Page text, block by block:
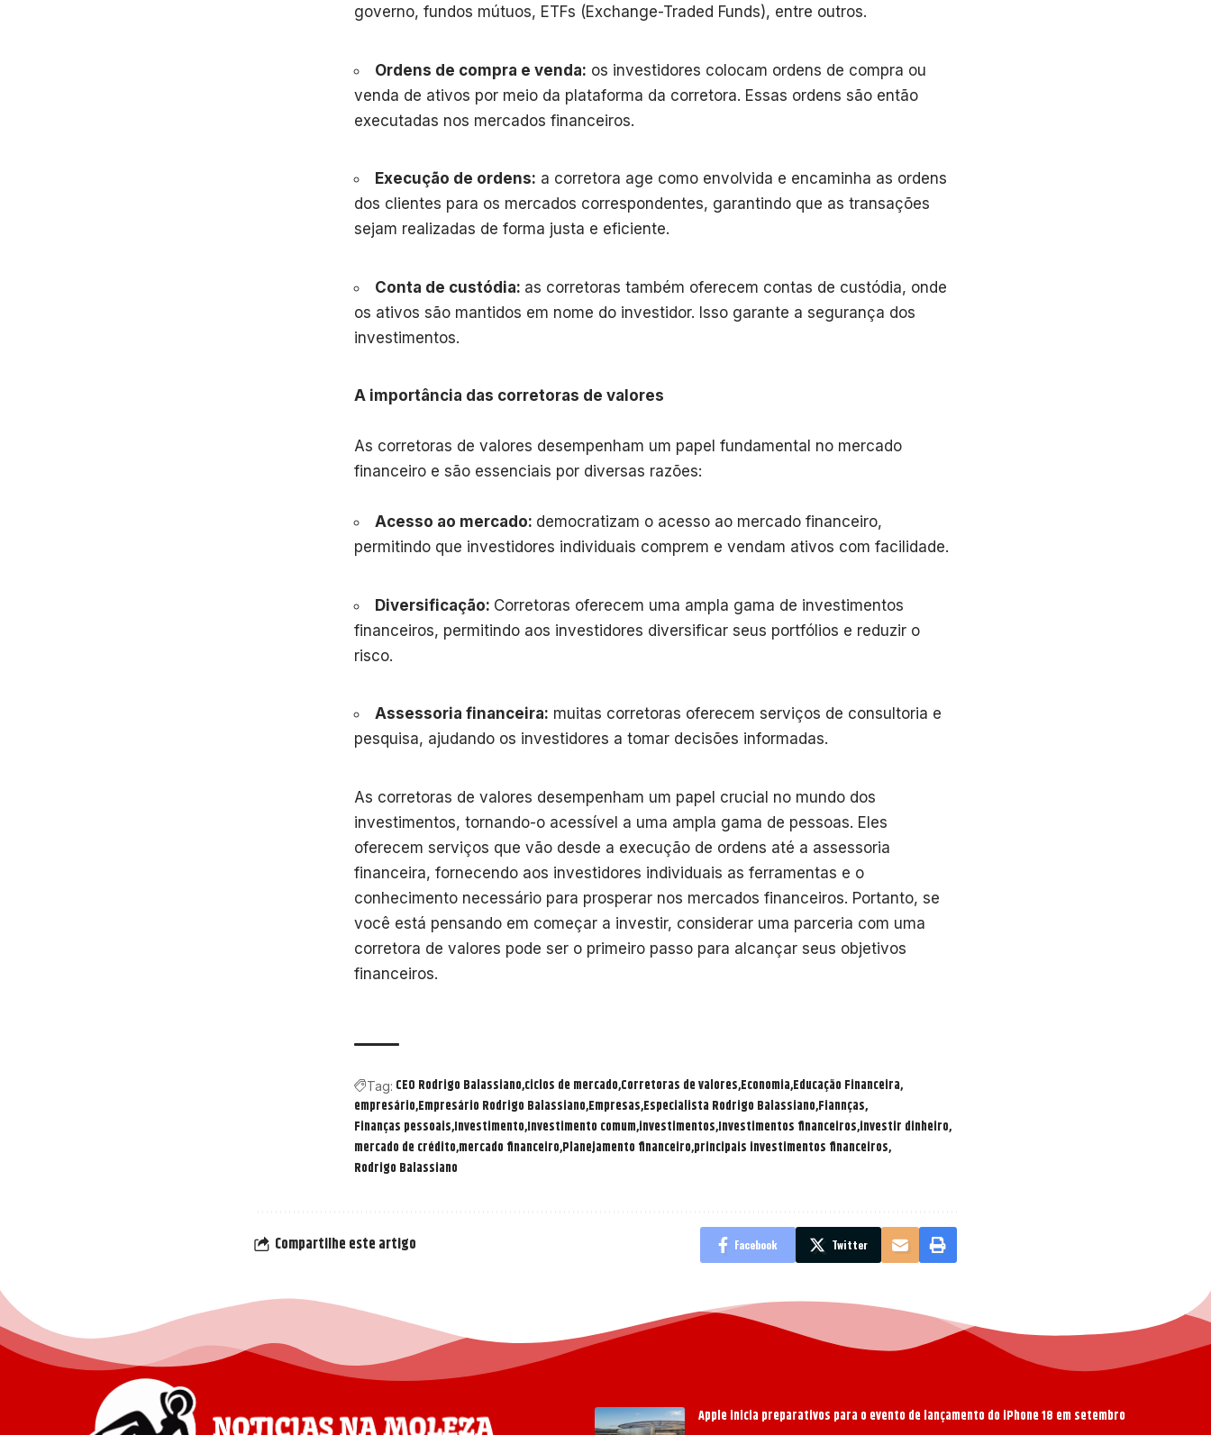
governo, fundos mútuos, ETFs (Exchange-Traded Funds), entre outros.
Ordens de compra e venda: os investidores colocam ordens de compra ou
venda de ativos por meio da plataforma da corretora. Essas ordens são então
executadas nos mercados financeiros.
Execução de ordens: a corretora age como envolvida e encaminha as ordens
dos clientes para os mercados correspondentes, garantindo que as transações
sejam realizadas de forma justa e eficiente.
Conta de custódia: as corretoras também oferecem contas de custódia, onde
os ativos são mantidos em nome do investidor. Isso garante a segurança dos
investimentos.
A importância das corretoras de valores
As corretoras de valores desempenham um papel fundamental no mercado
financeiro e são essenciais por diversas razões:
Acesso ao mercado: democratizam o acesso ao mercado financeiro,
permitindo que investidores individuais comprem e vendam ativos com facilidade.
Diversificação: Corretoras oferecem uma ampla gama de investimentos
financeiros, permitindo aos investidores diversificar seus portfólios e reduzir o
risco.
Assessoria financeira: muitas corretoras oferecem serviços de consultoria e
pesquisa, ajudando os investidores a tomar decisões informadas.
As corretoras de valores desempenham um papel crucial no mundo dos
investimentos, tornando-o acessível a uma ampla gama de pessoas. Eles
oferecem serviços que vão desde a execução de ordens até a assessoria
financeira, fornecendo aos investidores individuais as ferramentas e o
conhecimento necessário para prosperar nos mercados financeiros. Portanto, se
você está pensando em começar a investir, considerar uma parceria com uma
corretora de valores pode ser o primeiro passo para alcançar seus objetivos
financeiros.
Tag: CEO Rodrigo Balassiano ciclos de mercado Corretoras de valores Economia Educação Financeira
empresário Empresário Rodrigo Balassiano Empresas Especialista Rodrigo Balassiano Fiannças
Finanças pessoais Investimento Investimento comum investimentos Investimentos financeiros investir dinheiro
mercado de crédito mercado financeiro Planejamento financeiro principais investimentos financeiros
Rodrigo Balassiano
Compartilhe este artigo Facebook Twitter
Apple inicia preparativos para o evento de lançamento do iPhone 18 em setembro